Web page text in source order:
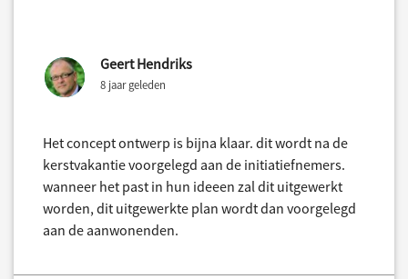
Geert Hendriks
8 jaar geleden
Het concept ontwerp is bijna klaar. dit wordt na de
kerstvakantie voorgelegd aan de initiatiefnemers.
wanneer het past in hun ideeen zal dit uitgewerkt
worden, dit uitgewerkte plan wordt dan voorgelegd
aan de aanwonenden.